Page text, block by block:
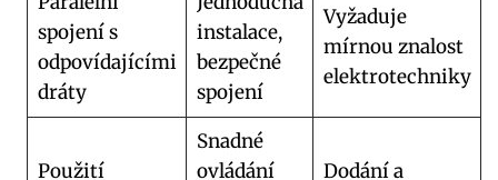
spojení s
odpovídajícími
dráty
instalace,
bezpečné
spojení
Vyžaduje
mírnou znalost
elektrotechniky
Použití
Snadné
ovládání
Dodání a